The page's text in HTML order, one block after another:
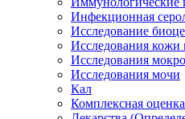
Инфекционная
Исследование
Исследования кожи
Исследования
Исследования мочи
Кал
Комплексная